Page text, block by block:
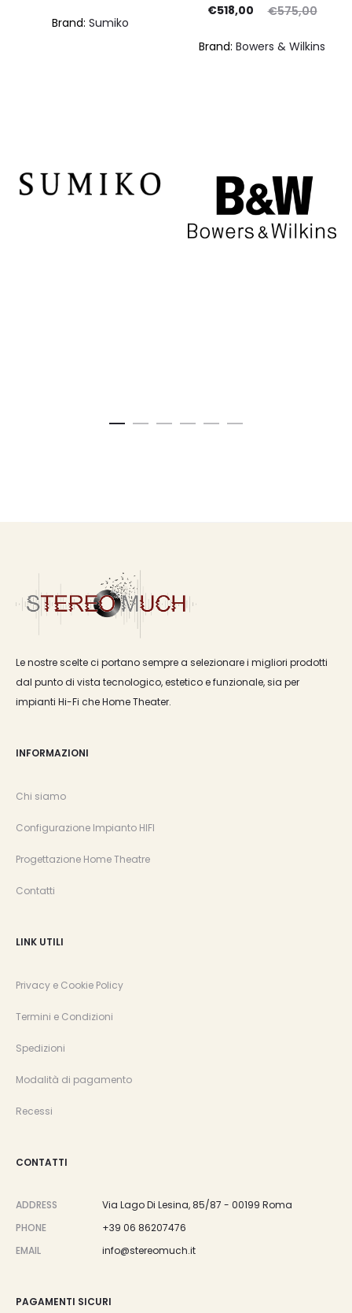
Brand: Sumiko
€575,00
Il
€518,00
Brand: Bowers & Wilkins
Le nostre scelte ci portano sempre a selezionare i migliori prodotti
dal punto di vista tecnologico, estetico e funzionale, sia per
impianti Hi-Fi che Home Theater.
INFORMAZIONI
Chi siamo
Configurazione Impianto HIFI
Progettazione Home Theatre
Contatti
LINK UTILI
Privacy e Cookie Policy
Termini e Condizioni
Spedizioni
Modalità di pagamento
Recessi
CONTATTI
ADDRESS
Via Lago Di Lesina, 85/87 - 00199 Roma
PHONE
+39 06 86207476
EMAIL
info@stereomuch.it
PAGAMENTI SICURI